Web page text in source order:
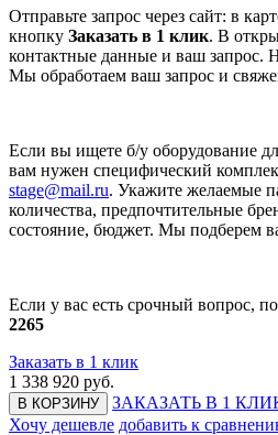
Отправьте запрос через сайт: в
кнопку Заказать в 1 клик. В
контактные данные и ваш запрос.
Мы обработаем ваш запрос и
Если вы ищете б/у оборудование
вам нужен специфический
stage@mail.ru. Укажите желаемые
количества, предпочтительные
состояние, бюджет. Мы подберем
Если у вас есть срочный вопрос,
2265
Заказать в 1 клик
1 338 920 руб.
В КОРЗИНУ
ЗАКАЗАТЬ В 1
Хочу дешевле добавить к